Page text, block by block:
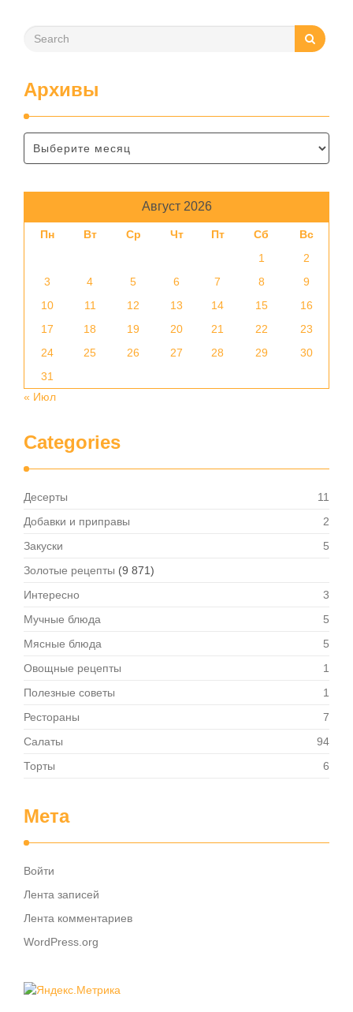
Архивы
Август 2026
Пн Вт Ср Чт Пт Сб
Вс
1
2
3
4 5 6 7 8
9
10
11 12 13 14 15
16
17
18 19 20 21 22
23
24
25 26 27 28 29
30
31
« Июл
Categories
Десерты
11
Добавки и приправы
2
Закуски
5
Золотые рецепты (9 871)
Интересно
3
Мучные блюда
5
Мясные блюда
5
Овощные рецепты
1
Полезные советы
1
Рестораны
7
Салаты
94
Торты
6
Мета
Войти
Лента записей
Лента комментариев
WordPress.org